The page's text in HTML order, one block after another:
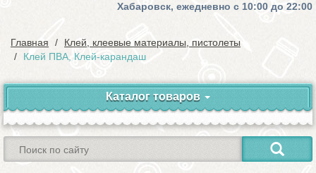
Хабаровск, ежедневно с 10:00 до 22:00
Главная
Клей, клеевые материалы, пистолеты
Клей ПВА, Клей-карандаш
Каталог товаров